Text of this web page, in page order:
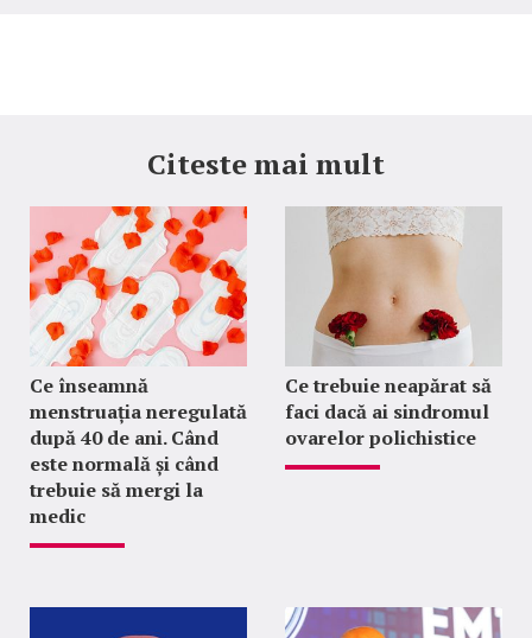
Citeste mai mult
Ce înseamnă
menstruația neregulată
după 40 de ani. Când
este normală și când
trebuie să mergi la
medic
Ce trebuie neapărat să
faci dacă ai sindromul
ovarelor polichistice